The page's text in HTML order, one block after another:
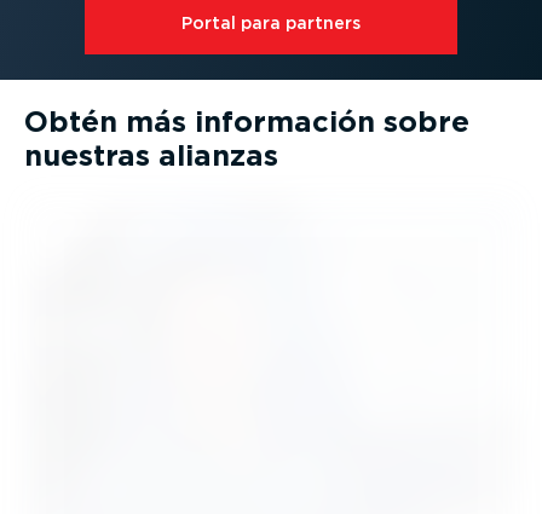
Portal para partners
Obtén más información sobre
nuestras alianzas